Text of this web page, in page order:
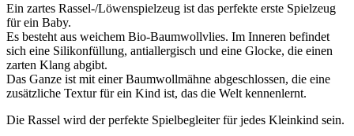
Ein zartes Rassel-/Löwenspielzeug ist das perfekte erste Spielzeug
für ein Baby.
Es besteht aus weichem Bio-Baumwollvlies. Im Inneren befindet
sich eine Silikonfüllung, antiallergisch und eine Glocke, die einen
zarten Klang abgibt.
Das Ganze ist mit einer Baumwollmähne abgeschlossen, die eine
zusätzliche Textur für ein Kind ist, das die Welt kennenlernt.
Die Rassel wird der perfekte Spielbegleiter für jedes Kleinkind sein.